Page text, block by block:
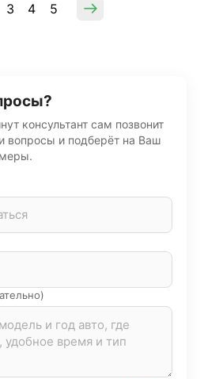
3 4 5
консультант сам позвонит
вопросы и подберёт на Ваш